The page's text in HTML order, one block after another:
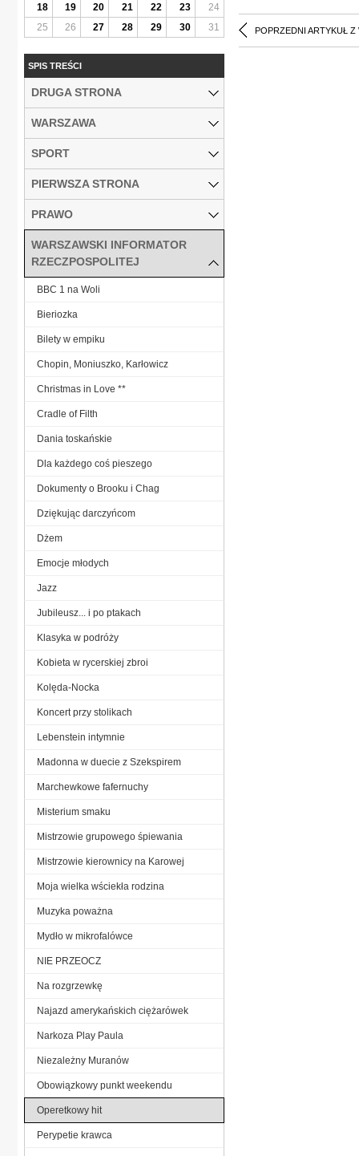
POPRZEDNI ARTYKUŁ Z
18
19 20 21 22 23
24
25
26 27 28 29 30 31
SPIS TREŚCI
DRUGA STRONA
WARSZAWA
SPORT
PIERWSZA STRONA
PRAWO
WARSZAWSKI INFORMATOR
RZECZPOSPOLITEJ
BBC 1 na Woli
Bieriozka
Bilety w empiku
Chopin, Moniuszko, Karłowicz
Christmas in Love **
Cradle of Filth
Dania toskańskie
Dla każdego coś pieszego
Dokumenty o Brooku i Chag
Dziękując darczyńcom
Dżem
Emocje młodych
Jazz
Jubileusz... i po ptakach
Klasyka w podróży
Kobieta w rycerskiej zbroi
Kolęda-Nocka
Koncert przy stolikach
Lebenstein intymnie
Madonna w duecie z Szekspirem
Marchewkowe fafernuchy
Misterium smaku
Mistrzowie grupowego śpiewania
Mistrzowie kierownicy na Karowej
Moja wielka wściekła rodzina
Muzyka poważna
Mydło w mikrofalówce
NIE PRZEOCZ
Na rozgrzewkę
Najazd amerykańskich ciężarówek
Narkoza Play Paula
Niezależny Muranów
Obowiązkowy punkt weekendu
Operetkowy hit
Perypetie krawca